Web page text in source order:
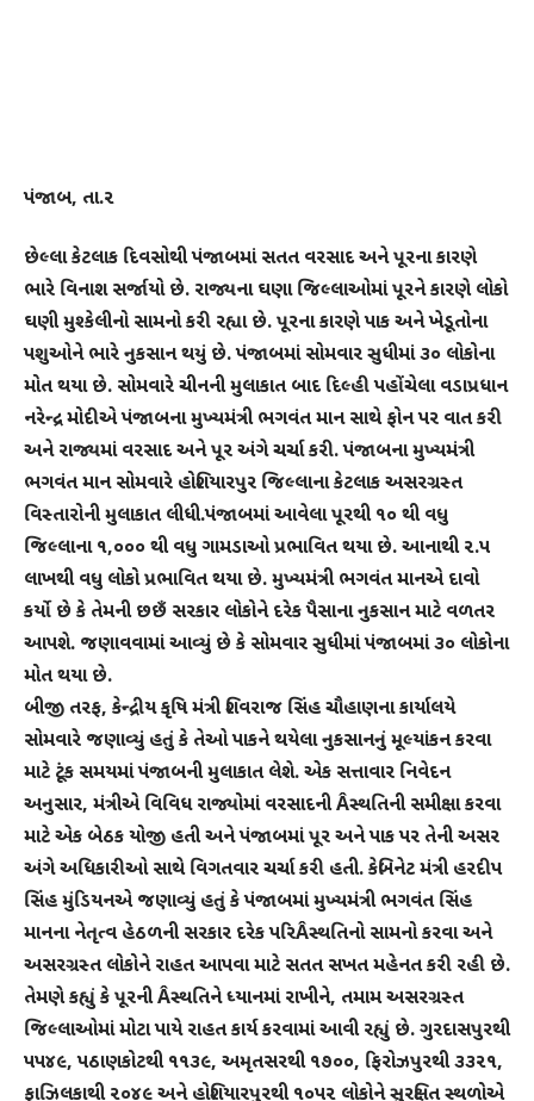
પંજાબ, તા.૨
છેલ્લા કેટલાક દિવસોથી પંજાબમાં સતત વરસાદ અને પૂરના કારણે
ભારે વિનાશ સર્જાયો છે. રાજ્યના ઘણા જિલ્લાઓમાં પૂરને કારણે લોકો
ઘણી મુશ્કેલીનો સામનો કરી રહ્યા છે. પૂરના કારણે પાક અને ખેડૂતોના
પશુઓને ભારે નુકસાન થયું છે. પંજાબમાં સોમવાર સુધીમાં ૩૦ લોકોના
મોત થયા છે. સોમવારે ચીનની મુલાકાત બાદ દિલ્હી પહોંચેલા વડાપ્રધાન
નરેન્દ્ર મોદીએ પંજાબના મુખ્યમંત્રી ભગવંત માન સાથે ફોન પર વાત કરી
અને રાજ્યમાં વરસાદ અને પૂર અંગે ચર્ચા કરી. પંજાબના મુખ્યમંત્રી
ભગવંત માન સોમવારે હોશિયારપુર જિલ્લાના કેટલાક અસરગ્રસ્ત
વિસ્તારોની મુલાકાત લીધી.પંજાબમાં આવેલા પૂરથી ૧૦ થી વધુ
જિલ્લાના ૧,૦૦૦ થી વધુ ગામડાઓ પ્રભાવિત થયા છે. આનાથી ૨.૫
લાખથી વધુ લોકો પ્રભાવિત થયા છે. મુખ્યમંત્રી ભગવંત માનએ દાવો
કર્યો છે કે તેમની છછઁ સરકાર લોકોને દરેક પૈસાના નુકસાન માટે વળતર
આપશે. જણાવવામાં આવ્યું છે કે સોમવાર સુધીમાં પંજાબમાં ૩૦ લોકોના
મોત થયા છે.
બીજી તરફ, કેન્દ્રીય કૃષિ મંત્રી શિવરાજ સિંહ ચૌહાણના કાર્યાલયે
સોમવારે જણાવ્યું હતું કે તેઓ પાકને થયેલા નુકસાનનું મૂલ્યાંકન કરવા
માટે ટૂંક સમયમાં પંજાબની મુલાકાત લેશે. એક સત્તાવાર નિવેદન
અનુસાર, મંત્રીએ વિવિધ રાજ્યોમાં વરસાદની Âસ્થતિની સમીક્ષા કરવા
માટે એક બેઠક યોજી હતી અને પંજાબમાં પૂર અને પાક પર તેની અસર
અંગે અધિકારીઓ સાથે વિગતવાર ચર્ચા કરી હતી. કેબિનેટ મંત્રી હરદીપ
સિંહ મુંડિયનએ જણાવ્યું હતું કે પંજાબમાં મુખ્યમંત્રી ભગવંત સિંહ
માનના નેતૃત્વ હેઠળની સરકાર દરેક પરિÂસ્થતિનો સામનો કરવા અને
અસરગ્રસ્ત લોકોને રાહત આપવા માટે સતત સખત મહેનત કરી રહી છે.
તેમણે કહ્યું કે પૂરની Âસ્થતિને ધ્યાનમાં રાખીને, તમામ અસરગ્રસ્ત
જિલ્લાઓમાં મોટા પાયે રાહત કાર્ય કરવામાં આવી રહ્યું છે. ગુરદાસપુરથી
૫૫૪૯, પઠાણકોટથી ૧૧૩૯, અમૃતસરથી ૧૭૦૦, ફિરોઝપુરથી ૩૩૨૧,
ફાઝિલકાથી ૨૦૪૯ અને હોશિયારપુરથી ૧૦૫૨ લોકોને સુરક્ષિત સ્થળોએ